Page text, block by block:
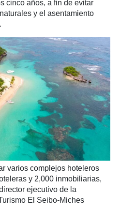
cinco años, a fin de evitar
y el asentamiento
varios complejos hoteleros
y 2,000 inmobiliarias,
ejecutivo de la
El Seibo-Miches